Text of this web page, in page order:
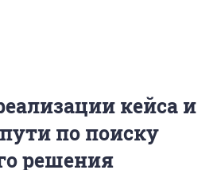
кейса и
по поиску
решения